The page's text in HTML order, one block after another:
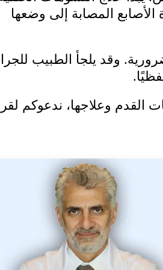
المصابة إلى وضعها
وقد يلجأ الطبيب
القدم وعلاجها، ندعوكم